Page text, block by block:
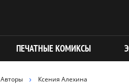
ПЕЧАТНЫЕ КОМИКСЫ
Авторы Ксения Алехина